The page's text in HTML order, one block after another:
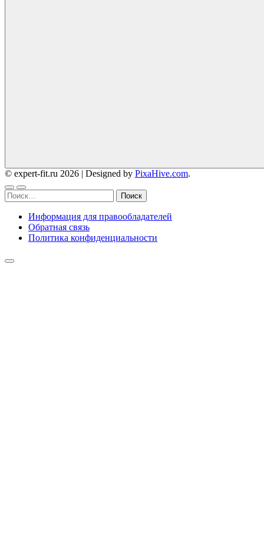
© expert-fit.ru 2026 | Designed by PixaHive.com.
Найти:
Информация для правообладателей
Обратная связь
Политика конфиденциальности